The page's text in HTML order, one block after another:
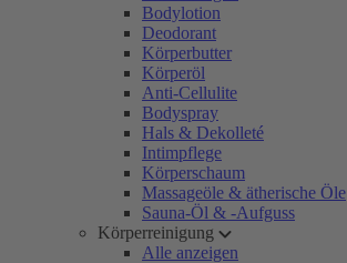
Bodylotion
Deodorant
Körperbutter
Körperöl
Anti-Cellulite
Bodyspray
Hals & Dekolleté
Intimpflege
Körperschaum
Massageöle & ätherische Öle
Sauna-Öl & -Aufguss
Körperreinigung
Alle anzeigen